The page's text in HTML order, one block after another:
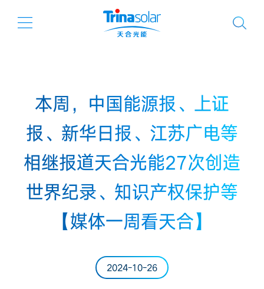
本周，中国能源报、上证
报、新华日报、江苏广电等
相继报道天合光能27次创造
世界纪录、知识产权保护等
【媒体一周看天合】
2024-10-26